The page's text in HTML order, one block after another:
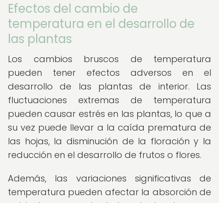
Efectos del cambio de
temperatura en el desarrollo de
las plantas
Los cambios bruscos de temperatura
pueden tener efectos adversos en el
desarrollo de las plantas de interior. Las
fluctuaciones extremas de temperatura
pueden causar estrés en las plantas, lo que a
su vez puede llevar a la caída prematura de
las hojas, la disminución de la floración y la
reducción en el desarrollo de frutos o flores.
Además, las variaciones significativas de
temperatura pueden afectar la absorción de